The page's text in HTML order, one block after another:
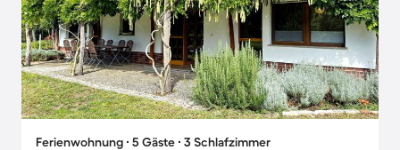
Ferienwohnung ∙ 5 Gäste ∙ 3 Schlafzimmer